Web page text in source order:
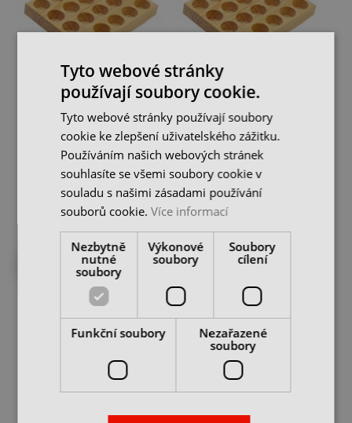
Dřevěný zásobník pro
kleštiny ER20
skladem 1 ks
196 Kč280 Kč
cena bez DPH
DO KOŠÍKU
Dřevěný zásobník pro
kleštiny ER25 / OZ16
skladem 1 ks
196 Kč 280 Kč
cena bez DPH
DO KOŠÍKU
DO 4 DNŮ U VÁS
Tyto webové stránky
používají soubory cookie.
Tyto webové stránky používají soubory
cookie ke zlepšení uživatelského zážitku.
Používáním našich webových stránek
souhlasíte se všemi soubory cookie v
souladu s našimi zásadami používání
souborů cookie.Více informací
Nezbytně
nutné
soubory
Výkonové
soubory
Soubory
cílení
Funkční soubory
Nezařazené
soubory